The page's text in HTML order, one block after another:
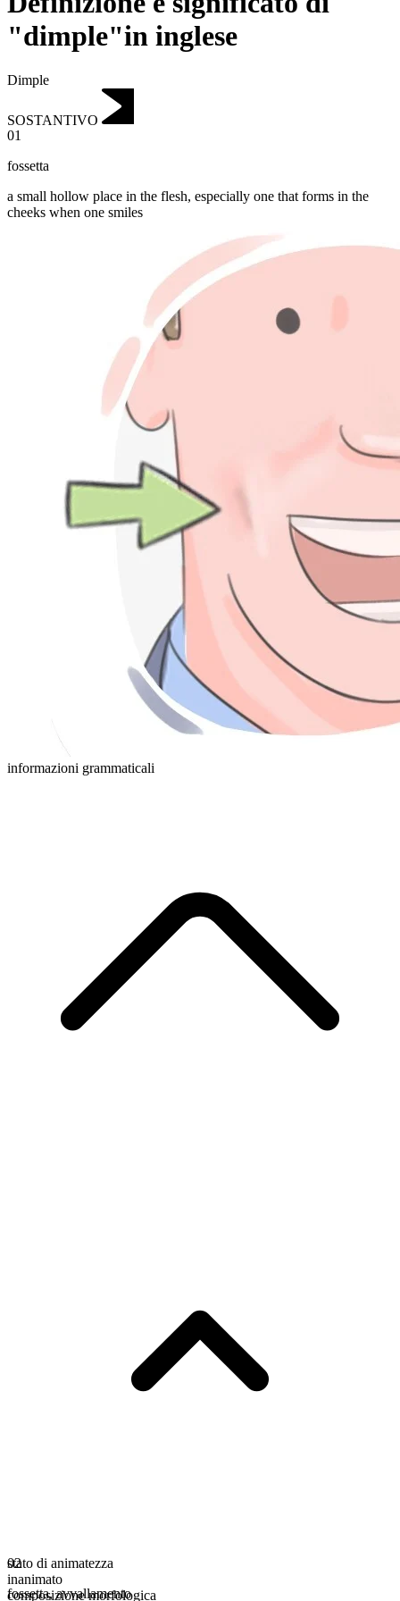
"dimple"in inglese
Dimple
SOSTANTIVO
01
fossetta
a small hollow place in the flesh, especially one that forms in the
cheeks when one smiles
informazioni grammaticali
stato di animatezza
inanimato
composizione morfologica
02
fossetta,avvallamento